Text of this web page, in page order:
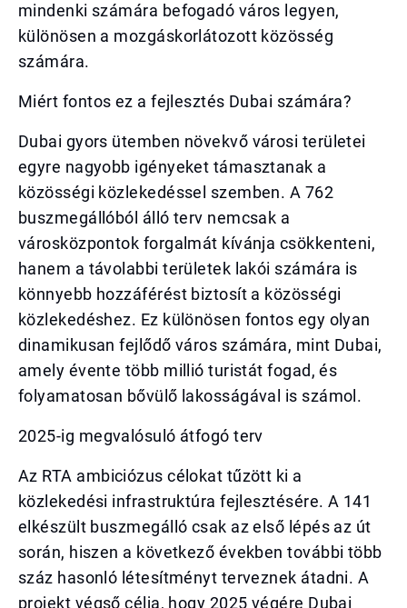
mindenki számára befogadó város legyen,
különösen a mozgáskorlátozott közösség
számára.
Miért fontos ez a fejlesztés Dubai számára?
Dubai gyors ütemben növekvő városi területei
egyre nagyobb igényeket támasztanak a
közösségi közlekedéssel szemben. A 762
buszmegállóból álló terv nemcsak a
városközpontok forgalmát kívánja csökkenteni,
hanem a távolabbi területek lakói számára is
könnyebb hozzáférést biztosít a közösségi
közlekedéshez. Ez különösen fontos egy olyan
dinamikusan fejlődő város számára, mint Dubai,
amely évente több millió turistát fogad, és
folyamatosan bővülő lakosságával is számol.
2025-ig megvalósuló átfogó terv
Az RTA ambiciózus célokat tűzött ki a
közlekedési infrastruktúra fejlesztésére. A 141
elkészült buszmegálló csak az első lépés az út
során, hiszen a következő években további több
száz hasonló létesítményt terveznek átadni. A
projekt végső célja, hogy 2025 végére Dubai